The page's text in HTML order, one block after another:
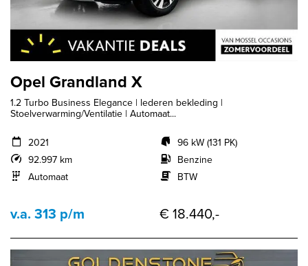
Opel Grandland X
1.2 Turbo Business Elegance | lederen bekleding |
Stoelverwarming/Ventilatie | Automaat...
2021
92.997 km
Automaat
96 kW (131 PK)
Benzine
BTW
v.a. 313 p/m € 18.440,-